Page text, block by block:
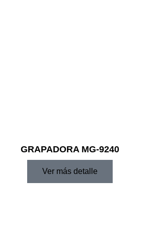
GRAPADORA MG-9240
Ver más detalle